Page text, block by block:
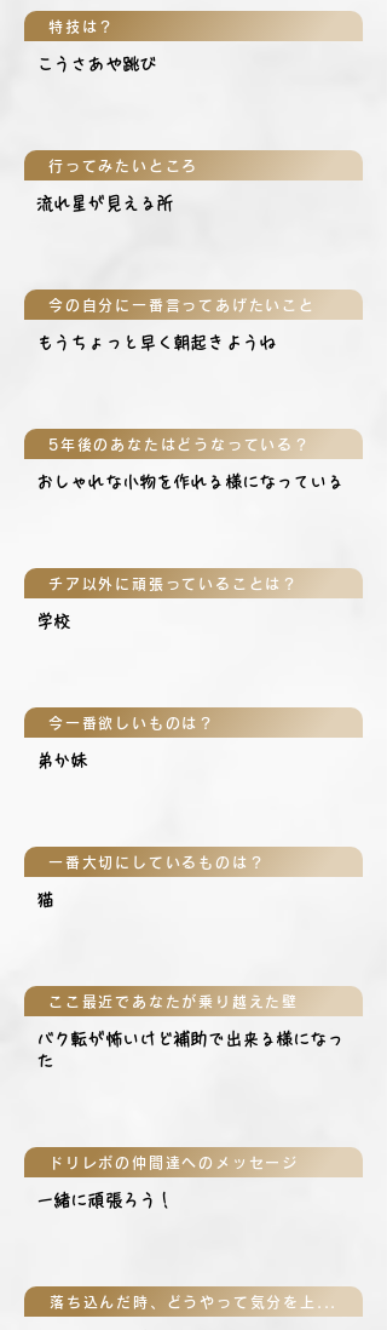
特技は？
こうさあや跳び
行ってみたいところ
流れ星が見える所
今の自分に一番言ってあげたいこと
もうちょっと早く朝起きようね
5年後のあなたはどうなっている？
おしゃれな小物を作れる様になっている
チア以外に頑張っていることは？
学校
今一番欲しいものは？
弟か妹
一番大切にしているものは？
猫
ここ最近であなたが乗り越えた壁
バク転が怖いけど補助で出来る様になっ
た
ドリレボの仲間達へのメッセージ
一緒に頑張ろう！
落ち込んだ時、どうやって気分を上げる？